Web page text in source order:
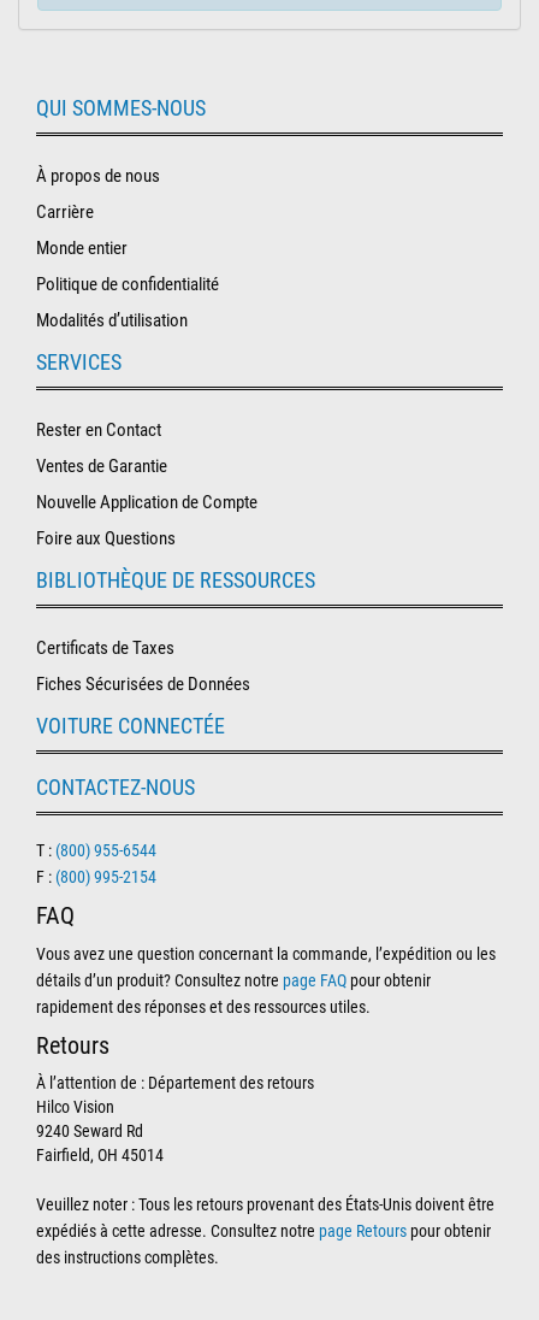
QUI SOMMES-NOUS
À propos de nous
Carrière
Monde entier
Politique de confidentialité
Modalités d’utilisation
SERVICES
Rester en Contact
Ventes de Garantie
Nouvelle Application de Compte
Foire aux Questions
BIBLIOTHÈQUE DE RESSOURCES
Certificats de Taxes
Fiches Sécurisées de Données
VOITURE CONNECTÉE
CONTACTEZ-NOUS
T : (800) 955-6544
F : (800) 995-2154
FAQ
Vous avez une question concernant la commande, l’expédition ou les
détails d’un produit? Consultez notre page FAQ pour obtenir
rapidement des réponses et des ressources utiles.
Retours
À l’attention de : Département des retours
Hilco Vision
9240 Seward Rd
Fairfield, OH 45014
Veuillez noter : Tous les retours provenant des États-Unis doivent être
expédiés à cette adresse. Consultez notre page Retours pour obtenir
des instructions complètes.